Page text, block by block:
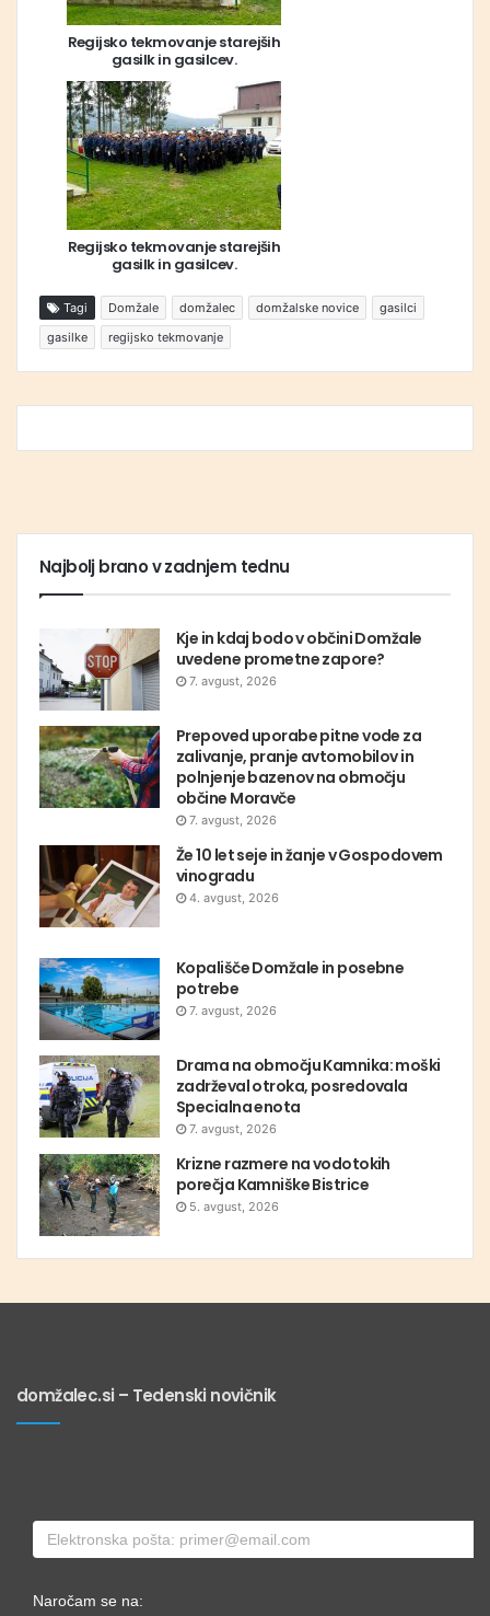
Regijsko tekmovanje starejših
gasilk in gasilcev.
Regijsko tekmovanje starejših
gasilk in gasilcev.
Tagi Domžale domžalec domžalske novice
gasilci
gasilke
regijsko tekmovanje
Najbolj brano v zadnjem tednu
Kje in kdaj bodo v občini Domžale
uvedene prometne zapore?
7. avgust, 2026
Prepoved uporabe pitne vode za
zalivanje, pranje avtomobilov in
polnjenje bazenov na območju
občine Moravče
7. avgust, 2026
Že 10 let seje in žanje v Gospodovem
vinogradu
4. avgust, 2026
Kopališče Domžale in posebne
potrebe
7. avgust, 2026
Drama na območju Kamnika: moški
zadrževal otroka, posredovala
Specialna enota
7. avgust, 2026
Krizne razmere na vodotokih
porečja Kamniške Bistrice
5. avgust, 2026
domžalec.si – Tedenski novičnik
Naročam se na: